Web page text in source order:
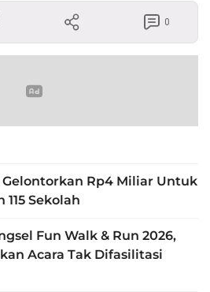
0
Rp4 Miliar Untuk
Sekolah
Fun Walk & Run 2026,
Acara Tak Difasilitasi